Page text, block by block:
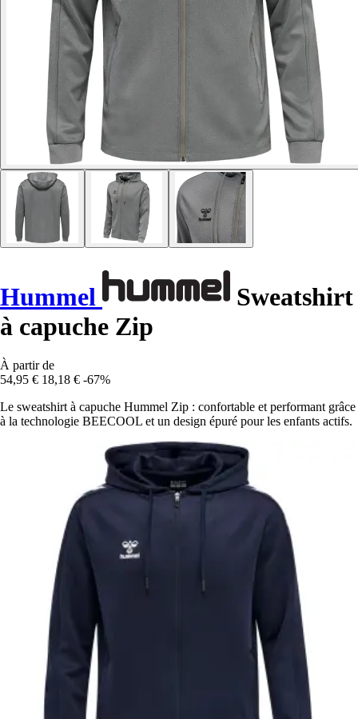
Hummel
Sweatshirt
à capuche Zip
À partir de
54,95 € 18,18 € -67%
Le sweatshirt à capuche Hummel Zip : confortable et performant grâce
à la technologie BEECOOL et un design épuré pour les enfants actifs.